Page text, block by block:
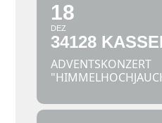
18
DEZ
34128
ADVENTSKONZERT